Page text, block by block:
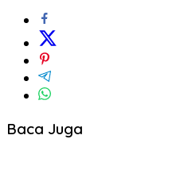
Baca Juga